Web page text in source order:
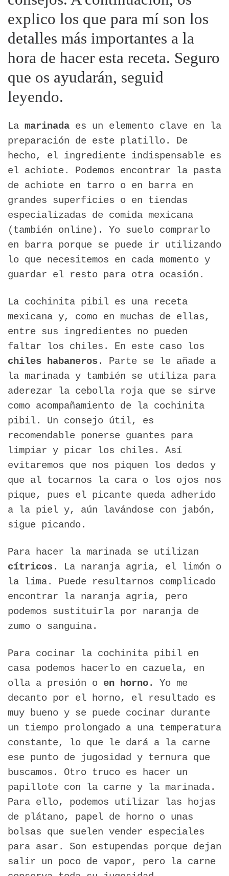
explico los que para mí son los
detalles más importantes a la
hora de hacer esta receta. Seguro
que os ayudarán, seguid
leyendo.
La marinada es un elemento clave en la
preparación de este platillo. De
hecho, el ingrediente indispensable es
el achiote. Podemos encontrar la pasta
de achiote en tarro o en barra en
grandes superficies o en tiendas
especializadas de comida mexicana
(también online). Yo suelo comprarlo
en barra porque se puede ir utilizando
lo que necesitemos en cada momento y
guardar el resto para otra ocasión.
La cochinita pibil es una receta
mexicana y, como en muchas de ellas,
entre sus ingredientes no pueden
faltar los chiles. En este caso los
chiles habaneros. Parte se le añade a
la marinada y también se utiliza para
aderezar la cebolla roja que se sirve
como acompañamiento de la cochinita
pibil. Un consejo útil, es
recomendable ponerse guantes para
limpiar y picar los chiles. Así
evitaremos que nos piquen los dedos y
que al tocarnos la cara o los ojos nos
pique, pues el picante queda adherido
a la piel y, aún lavándose con jabón,
sigue picando.
Para hacer la marinada se utilizan
cítricos. La naranja agria, el limón o
la lima. Puede resultarnos complicado
encontrar la naranja agria, pero
podemos sustituirla por naranja de
zumo o sanguina.
Para cocinar la cochinita pibil en
casa podemos hacerlo en cazuela, en
olla a presión o en horno. Yo me
decanto por el horno, el resultado es
muy bueno y se puede cocinar durante
un tiempo prolongado a una temperatura
constante, lo que le dará a la carne
ese punto de jugosidad y ternura que
buscamos. Otro truco es hacer un
papillote con la carne y la marinada.
Para ello, podemos utilizar las hojas
de plátano, papel de horno o unas
bolsas que suelen vender especiales
para asar. Son estupendas porque dejan
salir un poco de vapor, pero la carne